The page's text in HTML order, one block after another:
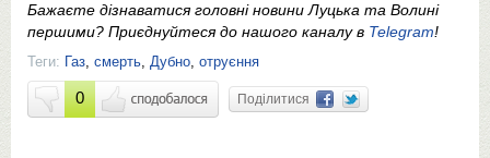
Бажаєте дізнаватися головні новини Луцька та Волині
першими? Приєднуйтеся до нашого каналу в Telegram!
Теги: Газ, смерть, Дубно, отруєння
0 Поділитися